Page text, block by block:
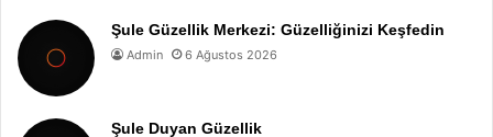
Şule Güzellik Merkezi: Güzelliğinizi Keşfedin
Admin 6 Ağustos 2026
Şule Duyan Güzellik